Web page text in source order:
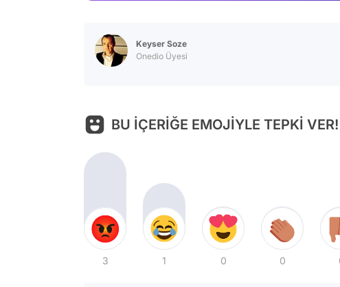
Keyser Soze
Onedio Üyesi
BU İÇERİĞE EMOJİYLE TEPKİ VER!
3 1 0 0